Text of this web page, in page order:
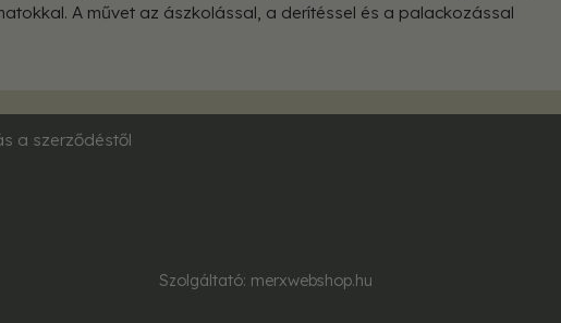
A művet az ászkolással, a derítéssel és a palackozással
a szerződéstől
Szolgáltató: merxwebshop.hu